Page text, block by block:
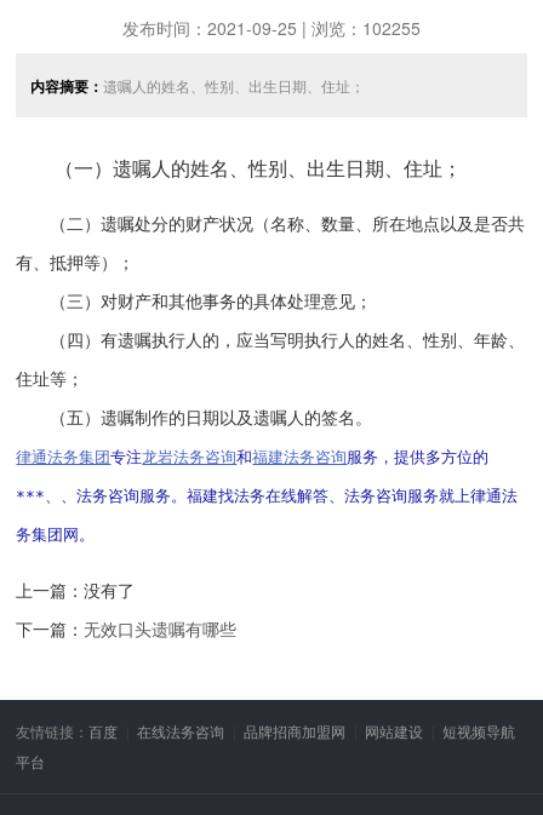
发布时间：2021-09-25 | 浏览：102255
内容摘要：遗嘱人的姓名、性别、出生日期、住址；
（一）遗嘱人的姓名、性别、出生日期、住址；
（二）遗嘱处分的财产状况（名称、数量、所在地点以及是否共
有、抵押等）；
（三）对财产和其他事务的具体处理意见；
（四）有遗嘱执行人的，应当写明执行人的姓名、性别、年龄、
住址等；
（五）遗嘱制作的日期以及遗嘱人的签名。
律通法务集团专注龙岩法务咨询和福建法务咨询服务，提供多方位的
***、、法务咨询服务。福建找法务在线解答、法务咨询服务就上律通法
务集团网。
上一篇：没有了
下一篇：无效口头遗嘱有哪些
友情链接：百度 在线法务咨询 品牌招商加盟网 网站建设
短视频导航
平台